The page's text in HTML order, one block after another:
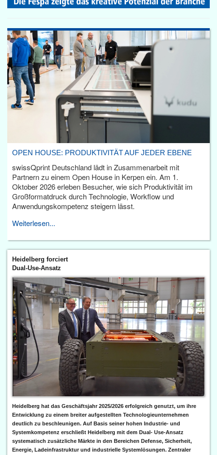
OPEN HOUSE: PRODUKTIVITÄT AUF JEDER EBENE
swissQprint Deutschland lädt in Zusammenarbeit mit
Partnern zu einem Open House in Kerpen ein. Am 1.
Oktober 2026 erleben Besucher, wie sich Produktivität im
Großformatdruck durch Technologie, Workflow und
Anwendungskompetenz steigern lässt.
Weiterlesen...
Heidelberg forciert
Dual-Use-Ansatz
Heidelberg hat das Geschäftsjahr 2025/2026 erfolgreich genutzt, um ihre
Entwicklung zu einem breiter aufgestellten Technologieunternehmen
deutlich zu beschleunigen. Auf Basis seiner hohen Industrie- und
Systemkompetenz erschließt Heidelberg mit dem Dual- Use-Ansatz
systematisch zusätzliche Märkte in den Bereichen Defense, Sicherheit,
Energie, Ladeinfrastruktur und industrielle Systemlösungen. Zentraler